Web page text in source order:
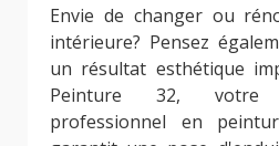
Envie de changer ou
intérieure? Pensez
un résultat esthétique
Peinture 32, votre
professionnel en